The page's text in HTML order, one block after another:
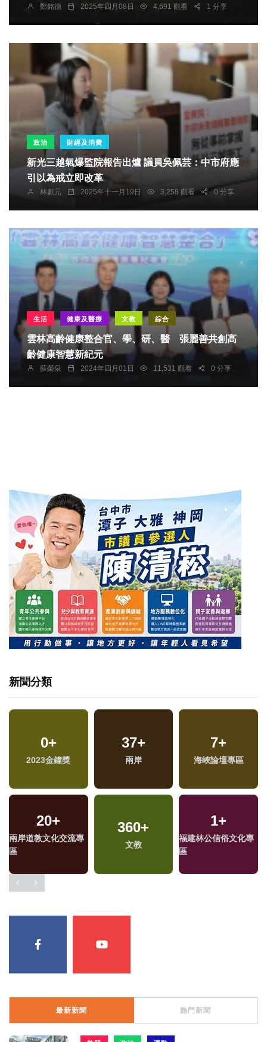
鄭銘德 2025年四月08日 4,691 觀看 1 分享
政治 財經及消費
新光三越氣爆監院報告出爐 議員吳佩芸：中市府應
引以為戒立即改革
林獻元 2025年十一月19日 3,258 觀看 0 分享
生活 健康及醫療 文教 綜合
雲林高齡健康整合官、學、研、醫 張麗善共創高
齡健康智慧新紀元
蘇榮泉 2024年四月01日 11,531 觀看 0 分享
新聞分類
0+
2023金鐘獎
37+
兩岸
7+
海峽論壇專區
20+
兩岸道教文化交流專
區
360+
文教
1+
福建林公信俗文化專
區
最新新聞 熱門新聞